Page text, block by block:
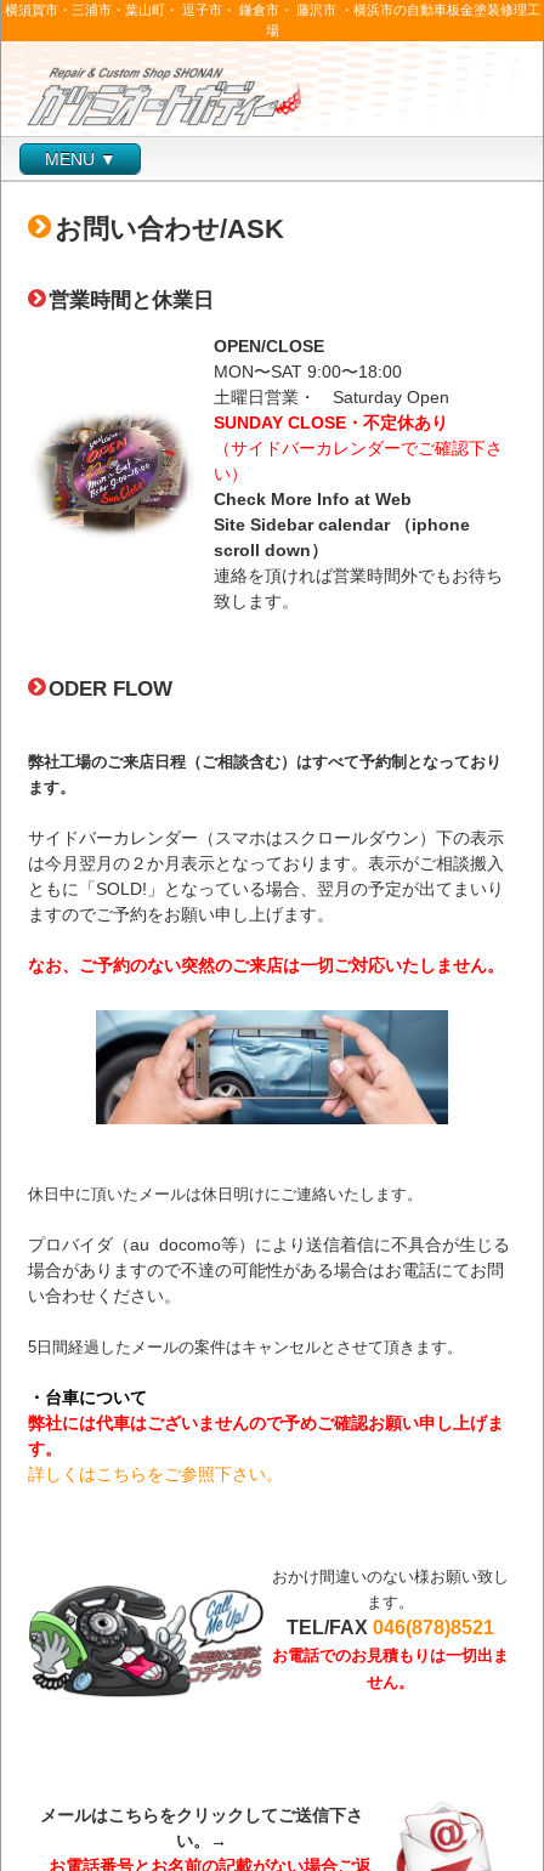
横須賀市・三浦市・葉山町・ 逗子市・ 鎌倉市・ 藤沢市 ・横浜市の自動車板金塗装修理工
場
MENU ▼
お問い合わせ/ASK
営業時間と休業日
OPEN/CLOSE
MON〜SAT 9:00〜18:00
土曜日営業・ Saturday Open
SUNDAY CLOSE・不定休あり
（サイドバーカレンダーでご確認下さ
い）
Check More Info atWeb
SiteSidebar calendar （iphone
scroll down）
連絡を頂ければ営業時間外でもお待ち
致します。
ODER FLOW
弊社工場のご来店日程（ご相談含む）はすべて予約制となっており
ます。
サイドバーカレンダー（スマホはスクロールダウン）下の表示
は今月翌月の２か月表示となっております。表示がご相談搬入
ともに「SOLD!」となっている場合、翌月の予定が出てまいり
ますのでご予約をお願い申し上げます。
なお、ご予約のない突然のご来店は一切ご対応いたしません。
休日中に頂いたメールは休日明けにご連絡いたします。
プロバイダ（au docomo等）により送信着信に不具合が生じる
場合がありますので不達の可能性がある場合はお電話にてお問
い合わせください。
5日間経過したメールの案件はキャンセルとさせて頂きます。
・台車について
弊社には代車はございませんので予めご確認お願い申し上げま
す。
詳しくはこちらをご参照下さい。
おかけ間違いのない様お願い致し
ます。
TEL/FAX 046(878)8521
お電話でのお見積もりは一切出ま
せん。
メールはこちらをクリックしてご送信下さ
い。→
お電話番号とお名前の記載がない場合ご返